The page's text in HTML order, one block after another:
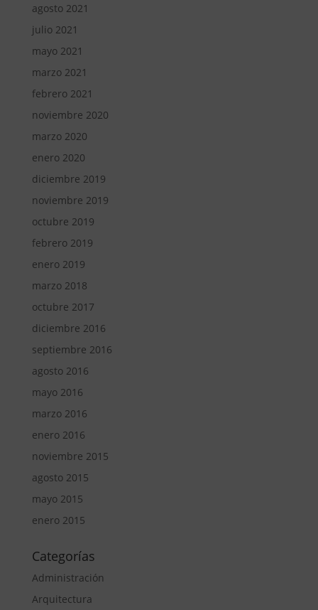
agosto 2021
julio 2021
mayo 2021
marzo 2021
febrero 2021
noviembre 2020
marzo 2020
enero 2020
diciembre 2019
noviembre 2019
octubre 2019
febrero 2019
enero 2019
marzo 2018
octubre 2017
diciembre 2016
septiembre 2016
agosto 2016
mayo 2016
marzo 2016
enero 2016
noviembre 2015
agosto 2015
mayo 2015
enero 2015
Categorías
Administración
Arquitectura